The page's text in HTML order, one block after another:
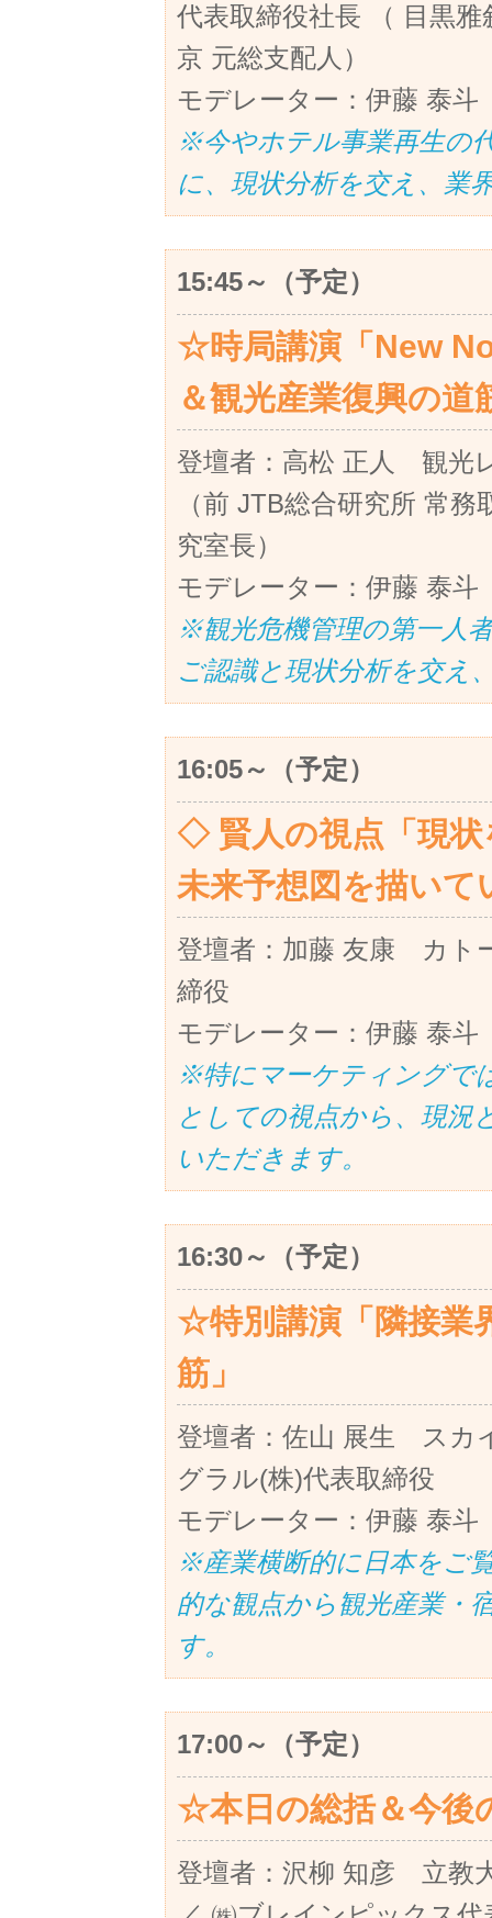
代表取締役社長 （ 目黒
京 元総支配人）
モデレーター：伊藤 泰斗
※今やホテル事業再生の
に、現状分析を交え、業
15:45～（予定）
☆時局講演「New
＆観光産業復興の道
登壇者：高松 正人 観
（前 JTB総合研究所 常
究室長）
モデレーター：伊藤 泰斗
※観光危機管理の第一人
ご認識と現状分析を交え
16:05～（予定）
◇ 賢人の視点「現
未来予想図を描い
登壇者：加藤 友康 カト
締役
モデレーター：伊藤 泰斗
※特にマーケティングで
としての視点から、現況
いただきます。
16:30～（予定）
☆特別講演「隣接業
筋」
登壇者：佐山 展生 スカ
グラル(株)代表取締役
モデレーター：伊藤 泰斗
※産業横断的に日本をご
的な観点から観光産業・
す。
17:00～（予定）
☆本日の総括＆今後
登壇者：沢柳 知彦 立教